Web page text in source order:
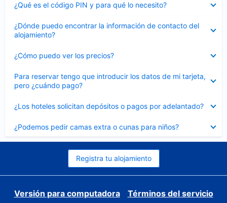
¿Qué es el código PIN y para qué lo necesito?
cerrado
¿Dónde puedo encontrar la información de contacto del
alojamiento?
cerrado
¿Cómo puedo ver los precios?
cerrado
Para reservar tengo que introducir los datos de mi tarjeta,
pero ¿cuándo pago?
cerrado
¿Los hoteles solicitan depósitos o pagos por adelantado?
cerrado
¿Podemos pedir camas extra o cunas para niños?
cerrado
Registra tu alojamiento
Versión para computadora
Términos del servicio